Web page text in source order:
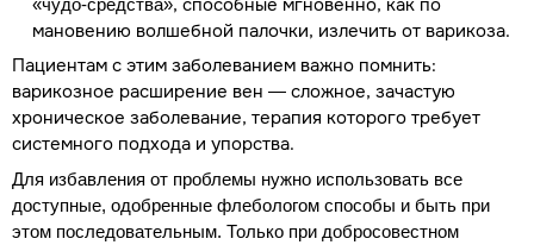
мановению волшебной палочки, излечить от варикоза.
Пациентам с этим заболеванием важно помнить:
варикозное расширение вен — сложное, зачастую
хроническое заболевание, терапия которого требует
системного подхода и упорства.
Для избавления от проблемы нужно использовать все
доступные, одобренные флебологом способы и быть при
этом последовательным. Только при добросовестном